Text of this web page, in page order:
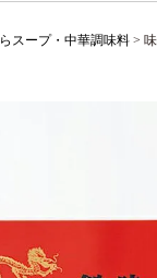
スープ・中華調味料